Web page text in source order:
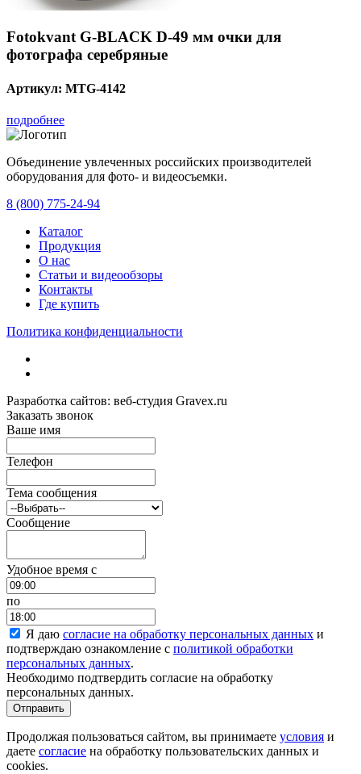
Fotokvant G-BLACK D-49 мм очки для
фотографа серебряные
Артикул: MTG-4142
подробнее
Объединение увлеченных российских производителей
оборудования для фото- и видеосъемки.
8 (800) 775-24-94
Каталог
Продукция
О нас
Статьи и видеообзоры
Контакты
Где купить
Политика конфиденциальности
Разработка сайтов: веб-студия Gravex.ru
Заказать звонок
Ваше имя
Телефон
Тема сообщения
Сообщение
Удобное время c
по
Я даю согласие на обработку персональных данных и
подтверждаю ознакомление с политикой обработки
персональных данных.
Необходимо подтвердить согласие на обработку
персональных данных.
Отправить
Продолжая пользоваться сайтом, вы принимаете условия и
даете согласие на обработку пользовательских данных и
cookies.